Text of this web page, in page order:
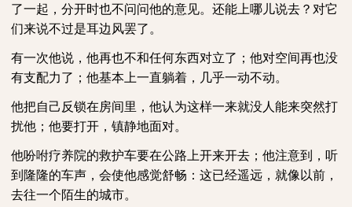
了一起，分开时也不问问他的意见。还能上哪儿说去？对它
们来说不过是耳边风罢了。
有一次他说，他再也不和任何东西对立了；他对空间再也没
有支配力了；他基本上一直躺着，几乎一动不动。
他把自己反锁在房间里，他认为这样一来就没人能来突然打
扰他；他要打开，镇静地面对。
他吩咐疗养院的救护车要在公路上开来开去；他注意到，听
到隆隆的车声，会使他感觉舒畅：这已经遥远，就像以前，
去往一个陌生的城市。